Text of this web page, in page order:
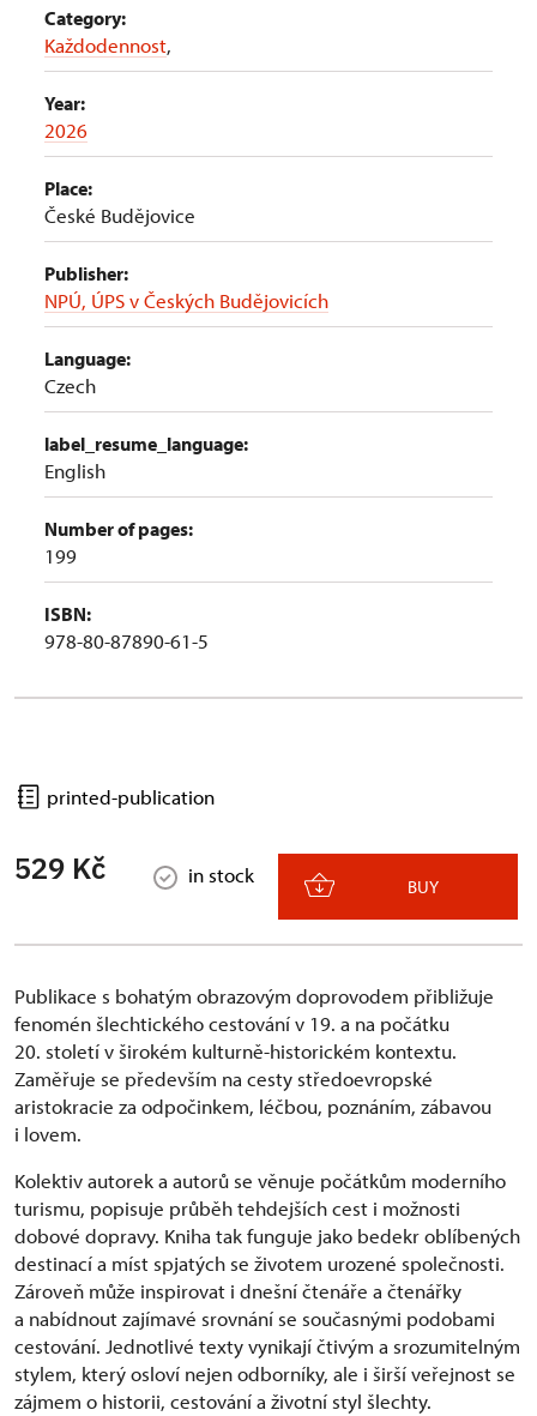
Category:
Každodennost,
Year:
2026
Place:
České Budějovice
Publisher:
NPÚ, ÚPS v Českých Budějovicích
Language:
Czech
label_resume_language:
English
Number of pages:
199
ISBN:
978-80-87890-61-5
printed-publication
529 Kč in stock BUY
Publikace s bohatým obrazovým doprovodem přibližuje
fenomén šlechtického cestování v 19. a na počátku
20. století v širokém kulturně-historickém kontextu.
Zaměřuje se především na cesty středoevropské
aristokracie za odpočinkem, léčbou, poznáním, zábavou
i lovem.
Kolektiv autorek a autorů se věnuje počátkům moderního
turismu, popisuje průběh tehdejších cest i možnosti
dobové dopravy. Kniha tak funguje jako bedekr oblíbených
destinací a míst spjatých se životem urozené společnosti.
Zároveň může inspirovat i dnešní čtenáře a čtenářky
a nabídnout zajímavé srovnání se současnými podobami
cestování. Jednotlivé texty vynikají čtivým a srozumitelným
stylem, který osloví nejen odborníky, ale i širší veřejnost se
zájmem o historii, cestování a životní styl šlechty.